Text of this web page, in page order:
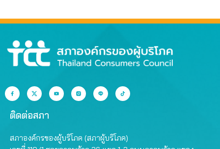
ติดต่อสภา
สภาองค์กรของผู้บริโภค (สภาผู้บริโภค)